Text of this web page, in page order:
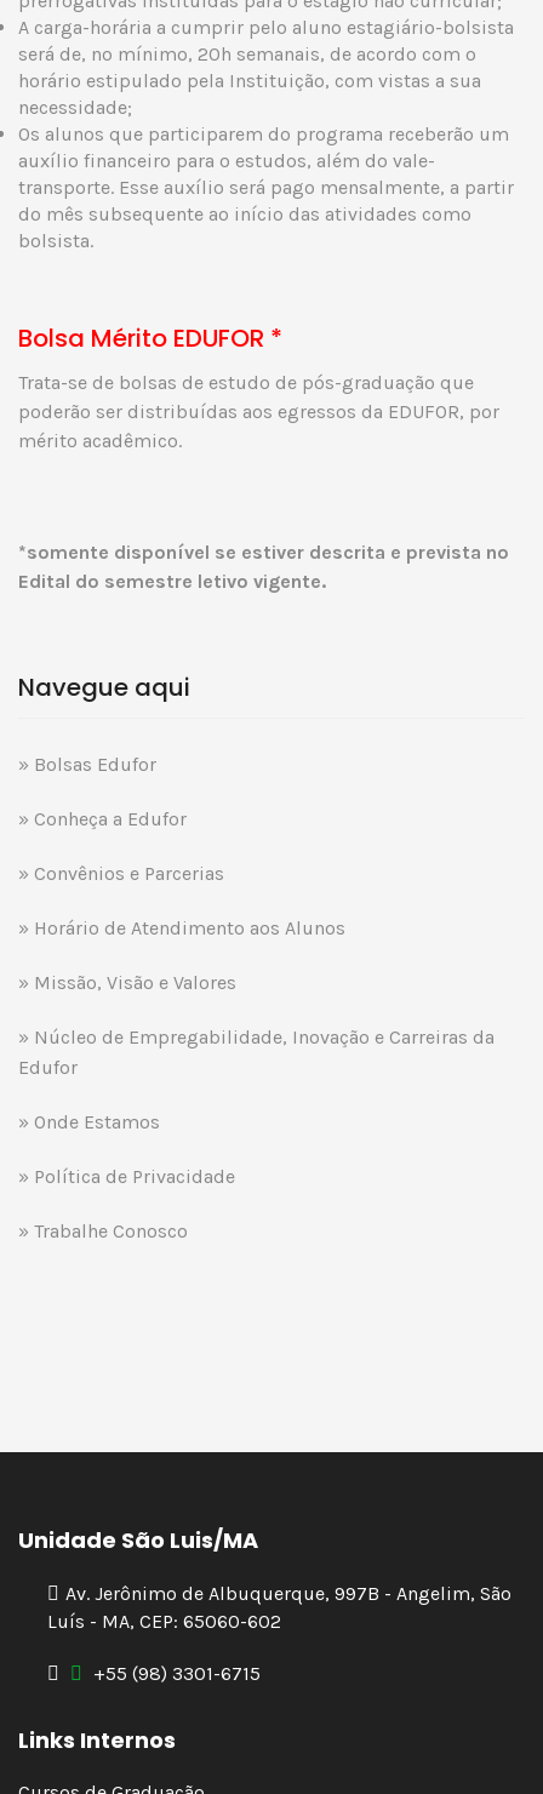
A carga-horária a cumprir pelo aluno estagiário-bolsista
será de, no mínimo, 20h semanais, de acordo com o
horário estipulado pela Instituição, com vistas a sua
necessidade;
Os alunos que participarem do programa receberão um
auxílio financeiro para o estudos, além do vale-
transporte. Esse auxílio será pago mensalmente, a partir
do mês subsequente ao início das atividades como
bolsista.
Bolsa Mérito EDUFOR *
Trata-se de bolsas de estudo de pós-graduação que
poderão ser distribuídas aos egressos da EDUFOR, por
mérito acadêmico.
*somente disponível se estiver descrita e prevista no
Edital do semestre letivo vigente.
Navegue aqui
» Bolsas Edufor
» Conheça a Edufor
» Convênios e Parcerias
» Horário de Atendimento aos Alunos
» Missão, Visão e Valores
» Núcleo de Empregabilidade, Inovação e Carreiras da
Edufor
» Onde Estamos
» Política de Privacidade
» Trabalhe Conosco
Unidade São Luis/MA
Av. Jerônimo de Albuquerque, 997B - Angelim, São
Luís - MA, CEP: 65060-602
+55 (98) 3301-6715
Links Internos